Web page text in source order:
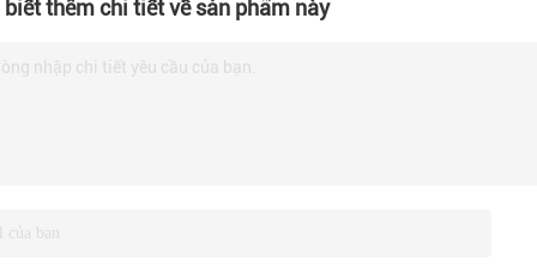
biết thêm chi tiết về sản phẩm này
nhập chi tiết yêu cầu của bạn.